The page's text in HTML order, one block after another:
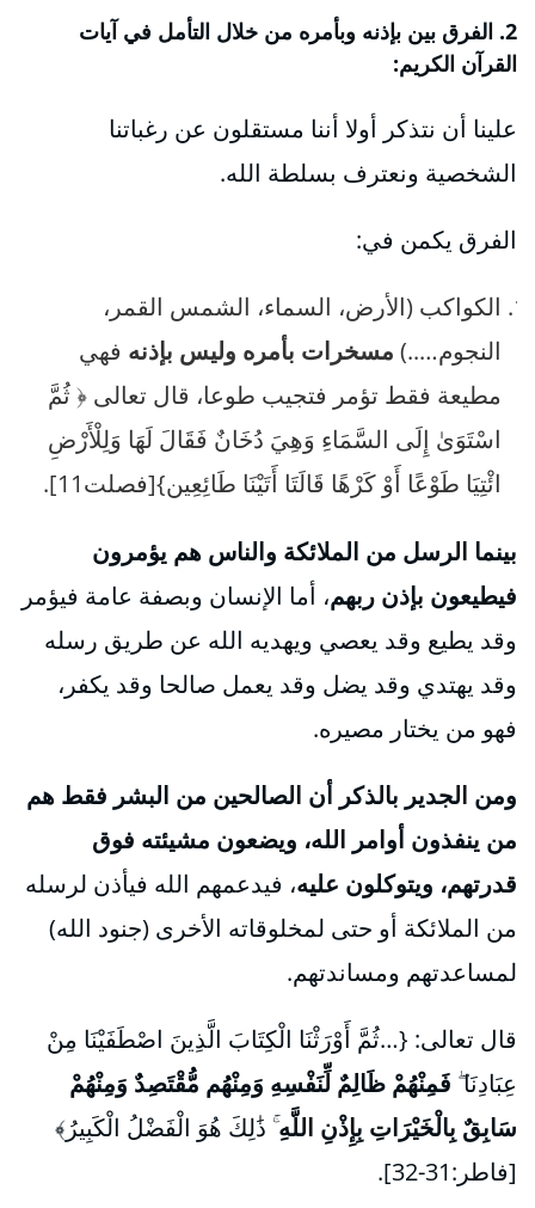
2. الفرق بين بإذنه وبأمره من خلال التأمل في آيات
القرآن الكريم:
علينا أن نتذكر أولا أننا مستقلون عن رغباتنا
الشخصية ونعترف بسلطة الله.
الفرق يكمن في:
الكواكب (الأرض، السماء، الشمس القمر،
النجوم…..) مسخرات بأمره وليس بإذنه فهي
مطيعة فقط تؤمر فتجيب طوعا، قال تعالى ﴿ ثُمَّ
اسْتَوَىٰ إِلَى السَّمَاءِ وَهِيَ دُخَانٌ فَقَالَ لَهَا وَلِلْأَرْضِ
ائْتِيَا طَوْعًا أَوْ كَرْهًا قَالَتَا أَتَيْنَا طَائِعِين}[فصلت11].
بينما الرسل من الملائكة والناس هم يؤمرون
فيطيعون بإذن ربهم، أما الإنسان وبصفة عامة فيؤمر
وقد يطيع وقد يعصي ويهديه الله عن طريق رسله
وقد يهتدي وقد يضل وقد يعمل صالحا وقد يكفر،
فهو من يختار مصيره.
ومن الجدير بالذكر أن الصالحين من البشر فقط هم
من ينفذون أوامر الله، ويضعون مشيئته فوق
قدرتهم، ويتوكلون عليه، فيدعمهم الله فيأذن لرسله
من الملائكة أو حتى لمخلوقاته الأخرى (جنود الله)
لمساعدتهم ومساندتهم.
قال تعالى: {…ثُمَّ أَوْرَثْنَا الْكِتَابَ الَّذِينَ اصْطَفَيْنَا مِنْ
عِبَادِنَا ۖ فَمِنْهُمْ ظَالِمٌ لِّنَفْسِهِ وَمِنْهُم مُّقْتَصِدٌ وَمِنْهُمْ
سَابِقٌ بِالْخَيْرَاتِ بِإِذْنِ اللَّهِۚ ذَٰلِكَ هُوَ الْفَضْلُ الْكَبِيرُ﴾
[فاطر:31-32].